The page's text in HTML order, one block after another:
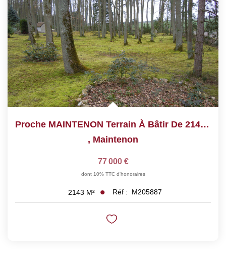
Proche MAINTENON Terrain À Bâtir De 2140 M²
, Maintenon
77 000 €
dont 10% TTC d'honoraires
2143 M² Réf : M205887